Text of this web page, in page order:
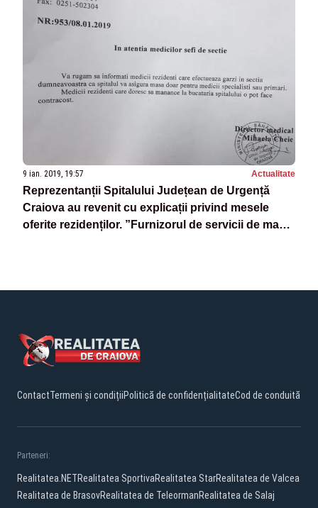
9 ian. 2019, 19:57 Actualitate
Reprezentanții Spitalului Județean de Urgență
Craiova au revenit cu explicații privind mesele
oferite rezidenților. ”Furnizorul de servicii de masă
ContactTermeni și condițiiPolitică de confidențialitateCod de conduită
Parteneri:
Realitatea.NETRealitatea SportivaRealitatea StarRealitatea de Valcea
Realitatea de BrasovRealitatea de TeleormanRealitatea de Salaj